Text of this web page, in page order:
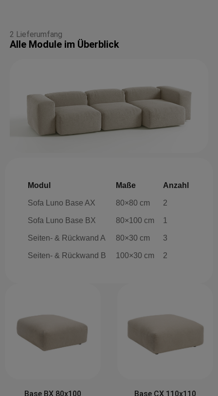
2 Lieferumfang
Alle Module im Überblick
Modul Maße Anzahl
Sofa Luno Base AX 80×80 cm 2
Sofa Luno Base BX 80×100 cm 1
Seiten- & Rückwand A 80×30 cm 3
Seiten- & Rückwand B 100×30 cm 2
Base CX 110x110 Side&Back A 80x30